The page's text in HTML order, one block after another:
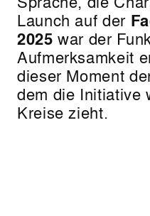
Launch auf der
2025 war der
Aufmerksamkeit
dieser Moment
dem die Initiative
Kreise zieht.